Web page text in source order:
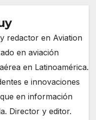
redactor en Aviation
en aviación
en Latinoamérica.
e innovaciones
en información
Director y editor.